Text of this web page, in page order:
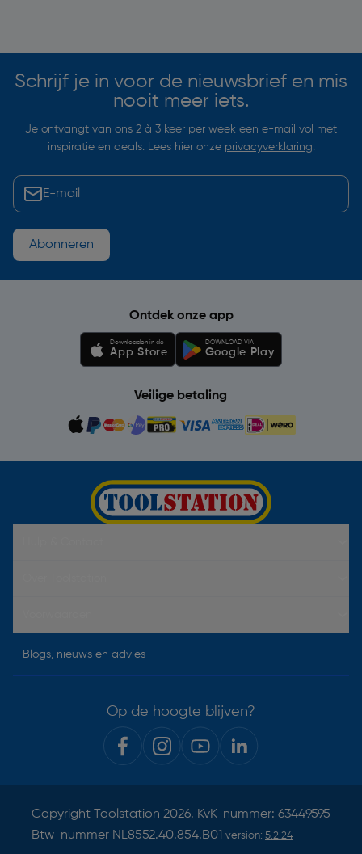
Schrijf je in voor de nieuwsbrief en mis
nooit meer iets.
Je ontvangt van ons 2 à 3 keer per week een e-mail vol met
inspiratie en deals. Lees hier onze privacyverklaring.
Abonneren
Ontdek onze app
Downloaden in de
App Store
DOWNLOAD VIA
Google Play
Veilige betaling
Blogs, nieuws en advies
Op de hoogte blijven?
Copyright Toolstation 2026. KvK-nummer: 63449595
Btw-nummer NL8552.40.854.B01 version: 5.2.24